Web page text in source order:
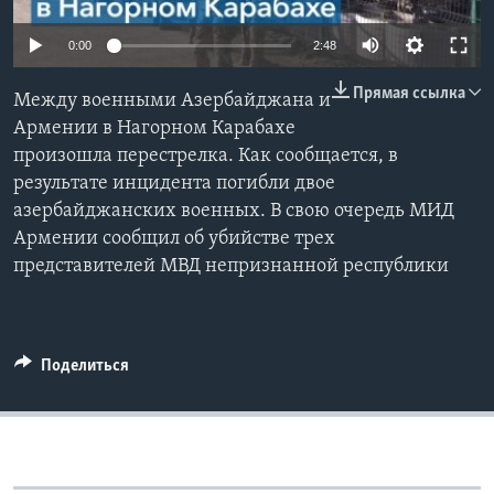
Learning English
СОЦИАЛЬНЫЕ СЕТИ
Языки
0:00 2:48
Прямая ссылка
Между военными Азербайджана и
Армении в Нагорном Карабахе
произошла перестрелка. Как сообщается, в
результате инцидента погибли двое
азербайджанских военных. В свою очередь МИД
Армении сообщил об убийстве трех
представителей МВД непризнанной республики
Поделиться